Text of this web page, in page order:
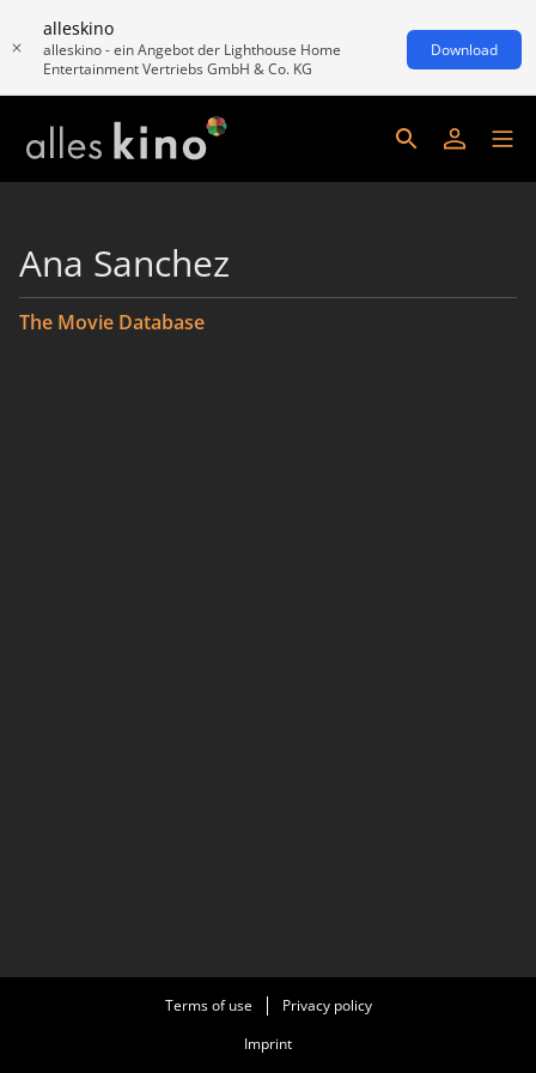
alleskino
alleskino - ein Angebot der Lighthouse Home
Entertainment Vertriebs GmbH & Co. KG
Download
Ana Sanchez
The Movie Database
Terms of use
Privacy policy
Imprint